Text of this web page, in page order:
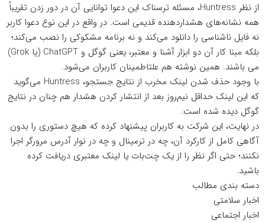
از نظر Huntress، مسئله ترسناک این دعوا توانایی آن در دور زدن تقریباً
همه نشانه‌های هشداردهنده قدیمی است. در واقع در این نوع دعوا کاربر
نه فایل ناشناسی را دانلود می‌کند و نه برنامه مشکوکی را نصب می‌کند؛
بلکه مبنا کار آن دو ابزار آشنا و معتبر، یعنی گوگل و ChatGPT (یا Grok)
می باشند. همین نوشته هم علتاطمینان کاربران می‌شود.
با وجود حذف شدن لینک مخرب از نتایج جستجو، Huntress می‌گوید
که این لینک حداقل نیم‌روز بعد از انتشار کردن هشدار هم چنان در نتایج
گوگل دیده شده است.
در نهایت، این شرکت به کاربران پیشنهاد کرده که هیچ دستوری را بدون
آگاهی کامل از کارکرد آن، چه در ترمینال و چه در نوار آدرس مرورگر اجرا
نکنند؛ حتی اگر نظر را از یک چت‌بات یا لینک معتبری دریافت کرده
باشید.
دسته بندی مطالب
اخبار سلامتی
اخبار اجتماعی